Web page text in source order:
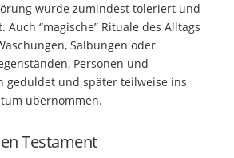
wurde zumindest toleriert und
Auch “magische” Rituale des Alltags
Salbungen oder
Personen und
geduldet und später teilweise ins
übernommen.
Testament